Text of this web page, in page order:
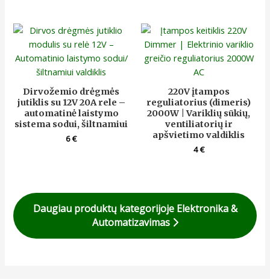
Dirvožemio drėgmės
jutiklis su 12V 20A rele –
automatinė laistymo
sistema sodui, šiltnamiui
6€
220V įtampos
reguliatorius (dimeris)
2000W | Variklių sūkių,
ventiliatorių ir
apšvietimo valdiklis
4€
Daugiau produktų kategorijoje Elektronika &
Automatizavimas